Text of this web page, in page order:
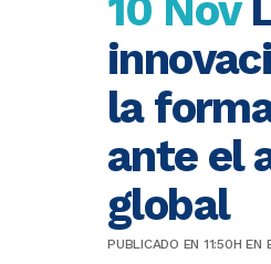
10 Nov
la
ante el
global
PUBLICADO EN 11:50H EN